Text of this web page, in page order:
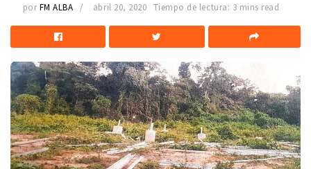
por FM ALBA abril 20, 2020 Tiempo de lectura: 3 mins read